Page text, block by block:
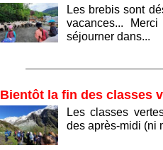
Les brebis sont
vacances...
séjourner dans...
Bientôt la fin des classes
Les classes
des après-midi (ni